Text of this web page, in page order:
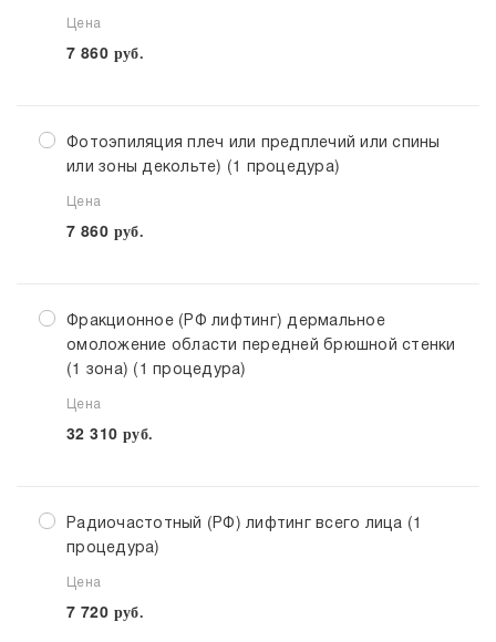
Цена
7 860 руб.
Фотоэпиляция плеч или предплечий или спины
или зоны декольте) (1 процедура)
Цена
7 860 руб.
Фракционное (РФ лифтинг) дермальное
омоложение области передней брюшной стенки
(1 зона) (1 процедура)
Цена
32 310 руб.
Радиочастотный (РФ) лифтинг всего лица (1
процедура)
Цена
7 720 руб.